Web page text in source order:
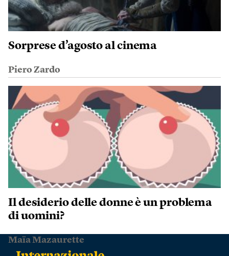
Sorprese d’agosto al cinema
Piero Zardo
Il desiderio delle donne è un problema
di uomini?
Maïa Mazaurette